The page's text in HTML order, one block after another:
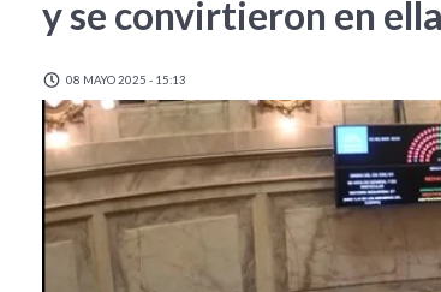
y se convirtieron en
08 MAYO 2025 - 15:13